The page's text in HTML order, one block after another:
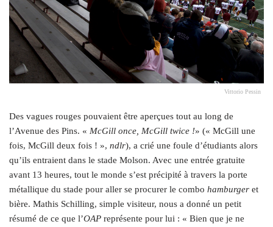
Vittorio Pessin
Des vagues rouges pouvaient être aperçues tout au long de
l’Avenue des Pins. « McGill once, McGill twice !» (« McGill une
fois, McGill deux fois ! », ndlr), a crié une foule d’étudiants alors
qu’ils entraient dans le stade Molson. Avec une entrée gratuite
avant 13 heures, tout le monde s’est précipité à travers la porte
métallique du stade pour aller se procurer le combo hamburger et
bière. Mathis Schilling, simple visiteur, nous a donné un petit
résumé de ce que l’OAP représente pour lui : « Bien que je ne